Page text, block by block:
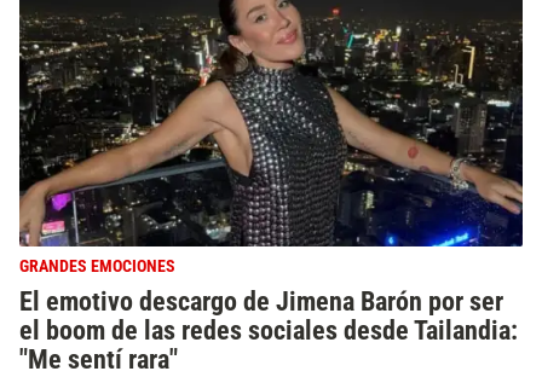
GRANDES EMOCIONES
El emotivo descargo de Jimena Barón por ser
el boom de las redes sociales desde Tailandia:
"Me sentí rara"